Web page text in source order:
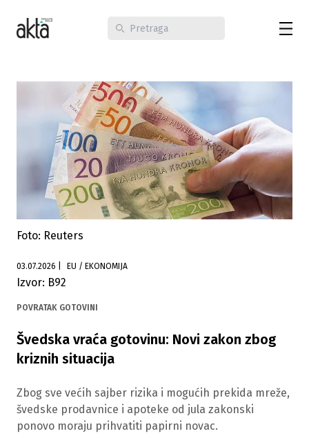
Foto: Reuters
03.07.2026 EU / EKONOMIJA
Izvor: B92
POVRATAK GOTOVINI
Švedska vraća gotovinu: Novi zakon zbog
kriznih situacija
Zbog sve većih sajber rizika i mogućih prekida mreže,
švedske prodavnice i apoteke od jula zakonski
ponovo moraju prihvatiti papirni novac.